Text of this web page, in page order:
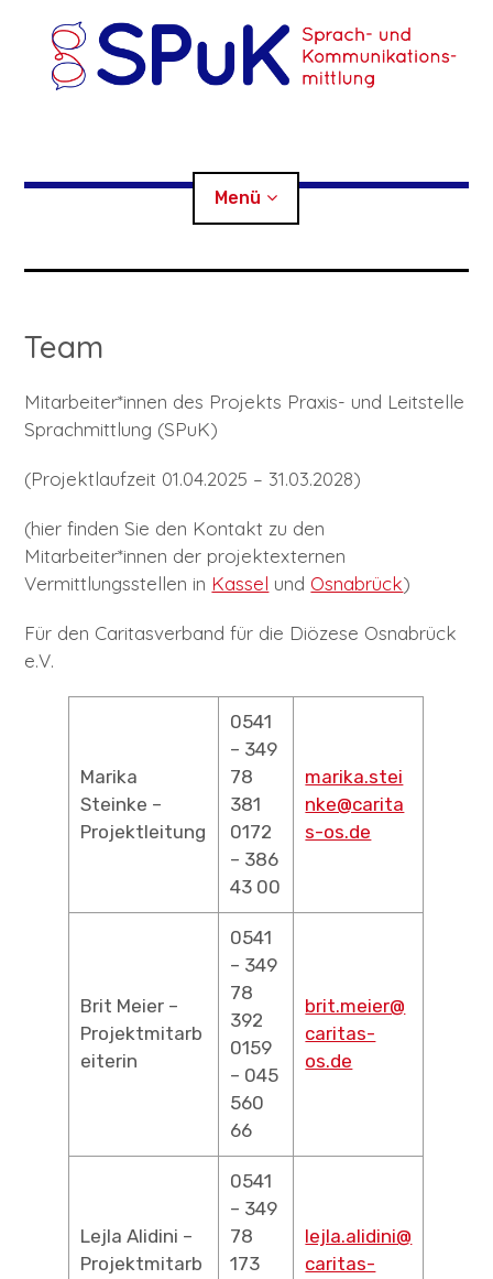
springen
Menü
VERMITTLUNGSSTELLEN
ÜBER UNS Child-
Menü
TAGUNGEN
DISKURS & DIALOG
ÜBERSICHTSKARTE „SPRACHMITTLUNG IN
Team
Mitarbeiter*innen des Projekts Praxis- und Leitstelle
Sprachmittlung (SPuK)
(Projektlaufzeit 01.04.2025 – 31.03.2028)
(hier finden Sie den Kontakt zu den
Mitarbeiter*innen der projektexternen
Vermittlungsstellen in Kassel und Osnabrück)
Für den Caritasverband für die Diözese Osnabrück
e.V.
Marika
Steinke –
Projektleitung
0541
– 349
78
381
0172
– 386
43 00
marika.stei
nke@carita
s-os.de
Brit Meier –
Projektmitarb
eiterin
0541
– 349
78
392
0159
– 045
560
66
brit.meier@
caritas-
os.de
Lejla Alidini –
Projektmitarb
0541
– 349
78
173
lejla.alidini@
caritas-